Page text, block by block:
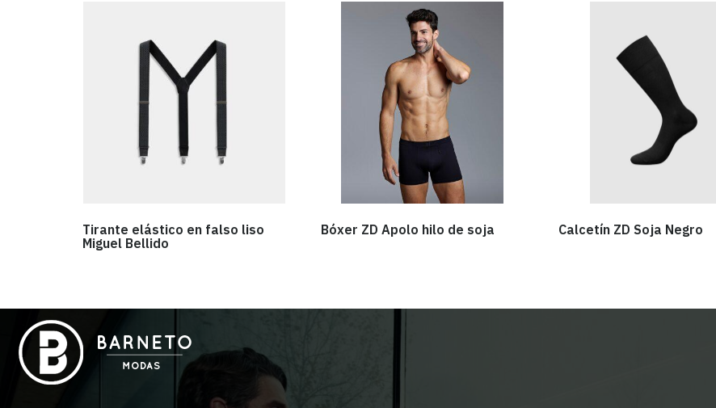
Tirante elástico en falso liso
Miguel Bellido
Bóxer ZD Apolo hilo de soja Calcetín ZD Soja Negro